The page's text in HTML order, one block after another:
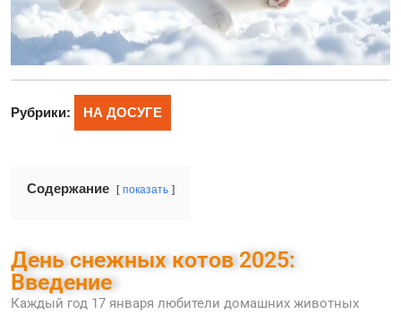
Рубрики: НА ДОСУГЕ
Содержание показать
День снежных котов 2025:
Введение
Каждый год 17 января любители домашних животных